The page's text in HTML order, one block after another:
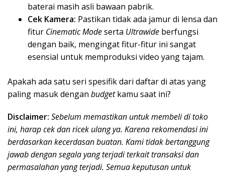
baterai masih asli bawaan pabrik.
Cek Kamera: Pastikan tidak ada jamur di lensa dan
fitur Cinematic Modeserta Ultrawide berfungsi
dengan baik, mengingat fitur-fitur ini sangat
esensial untuk memproduksi video yang tajam.
Apakah ada satu seri spesifik dari daftar di atas yang
paling masuk dengan budgetkamu saat ini?
Disclaimer: Sebelum memastikan untuk membeli di toko
ini, harap cek dan ricek ulang ya. Karena rekomendasi ini
berdasarkan kecerdasan buatan. Kami tidak bertanggung
jawab dengan segala yang terjadi terkait transaksi dan
permasalahan yang terjadi. Semua keputusan untuk